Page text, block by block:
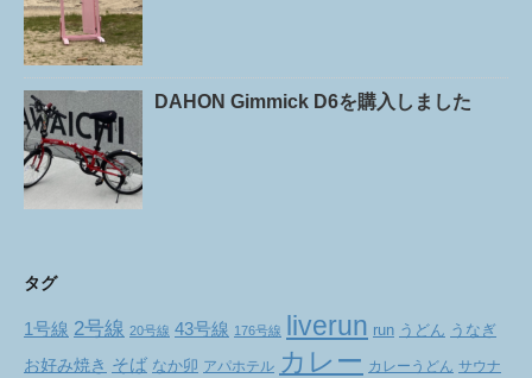
DAHON Gimmick D6を購入しました
タグ
1号線 2号線 20号線 43号線 176号線 liverun run うどん うなぎ
お好み焼き そば なか卯 アパホテル カレー カレーうどん サウナ